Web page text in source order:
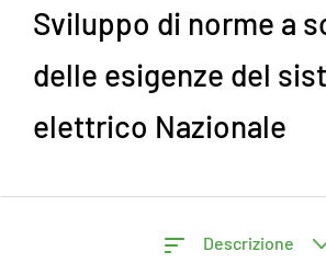
Sviluppo di norme a
delle esigenze del
elettrico Nazionale
Descrizione